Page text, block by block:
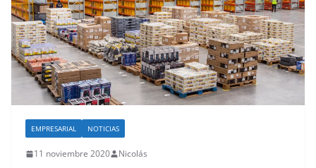
EMPRESARIAL NOTICIAS
11 noviembre 2020 Nicolás